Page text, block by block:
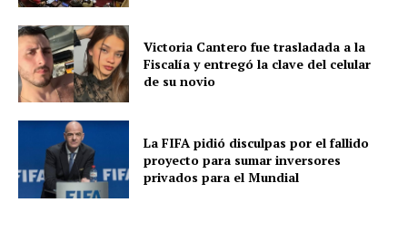
Victoria Cantero fue trasladada a la
Fiscalía y entregó la clave del celular
de su novio
La FIFA pidió disculpas por el fallido
proyecto para sumar inversores
privados para el Mundial